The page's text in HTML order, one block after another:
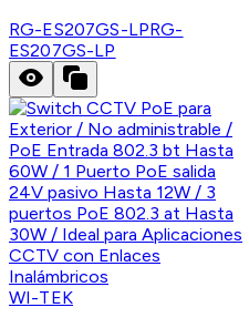
RG-ES207GS-LPRG-
ES207GS-LP
WI-TEK